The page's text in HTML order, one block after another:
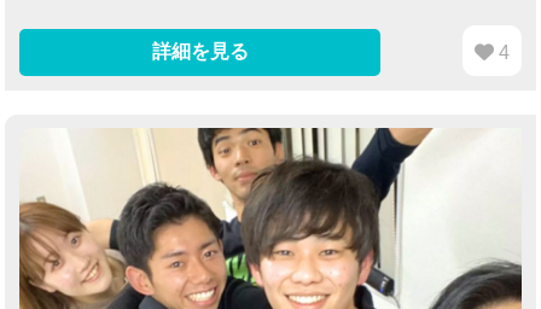
詳細を見る 4